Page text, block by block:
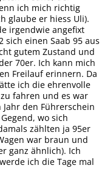
ich mich richtig
glaube er hiess Uli).
irgendwie angefixt
sich einen Saab 95 aus
gutem Zustand und
70er. Ich kann mich
Freilauf erinnern. Da
ich die ehrenvolle
fahren und es war
den Führerschein
wo sich
zählten ja 95er
war braun und
ganz ähnlich). Ich
ich die Tage mal